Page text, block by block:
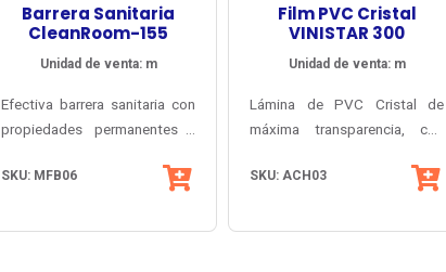
Barrera Sanitaria
CleanRoom-155
Unidad de venta: m
Efectiva barrera sanitaria con
propiedades permanentes y
MicrobeShield. Opaca y de
vestuario clínico/quirúrgico,
SKU: MFB06
Film PVC Cristal
VINISTAR 300
Unidad de venta: m
Lámina de PVC Cristal de
máxima transparencia, con
y fabricación Japonesa.
3% (comparado con 10% del
SKU: ACH03